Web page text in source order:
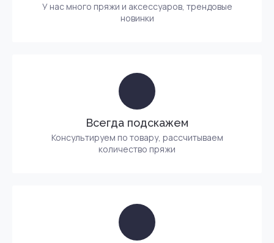
У нас много пряжи и аксессуаров, трендовые
новинки
Всегда подскажем
Консультируем по товару, рассчитываем
количество пряжи